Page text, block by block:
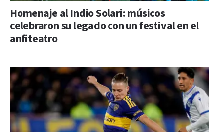
Homenaje al Indio Solari: músicos
celebraron su legado con un festival en el
anfiteatro